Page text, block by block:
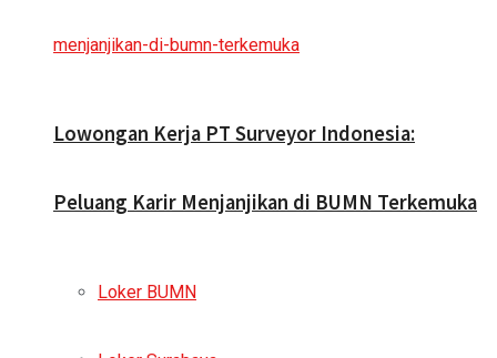
Lowongan Kerja PT Surveyor Indonesia:
Peluang Karir Menjanjikan di BUMN Terkemuka
Loker BUMN